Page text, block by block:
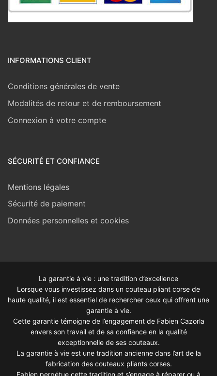
INFORMATIONS CLIENT
Conditions générales de vente
Modalités de retour et de remboursement
Connexion à votre compte
SÉCURITÉ ET CONFIANCE
Mentions légales
Sécurité de paiement
Données personnelles et cookies
La garantie à vie : une tradition d’excellence
Lorsque vous investissez dans un couteau pliant corse de
haute qualité, il est essentiel de rechercher ceux qui offrent une
garantie à vie.
Cette garantie témoigne de l’engagement de Fabien Cazorla
envers son travail et de sa confiance en la qualité
exceptionnelle de ses couteaux.
La garantie à vie est une tradition ancienne dans l’art de la
fabrication des couteaux pliants corses.
Fabien perpétue cette tradition et s’engage à réparer ou à